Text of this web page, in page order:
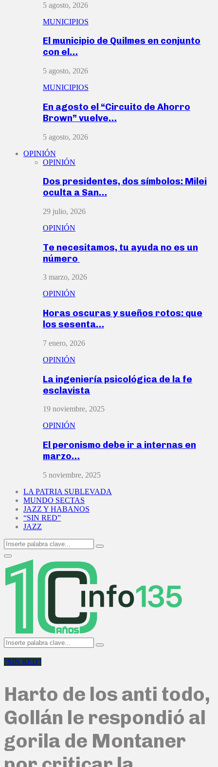
5 agosto, 2026
MUNICIPIOS
El municipio de Quilmes en conjunto
con el…
5 agosto, 2026
MUNICIPIOS
En agosto el “Circuito de Ahorro
Brown” vuelve…
5 agosto, 2026
OPINIÓN
OPINIÓN
Dos presidentes, dos símbolos: Milei
oculta a San…
29 julio, 2026
OPINIÓN
Te necesitamos, tu ayuda no es un
número
3 marzo, 2026
OPINIÓN
Horas oscuras y sueños rotos: que
los sesenta…
7 enero, 2026
OPINIÓN
La ingeniería psicológica de la fe
esclavista
19 noviembre, 2025
OPINIÓN
El peronismo debe ir a internas en
marzo…
5 noviembre, 2025
LA PATRIA SUBLEVADA
MUNDO SECTAS
JAZZ Y HABANOS
“SIN RED”
JAZZ
Search
for:
Search
Primary
Menu
Search
for:
Search
"SIN RED"
Harto de los anti todo,
Gollán le respondió al
gorila de Montaner